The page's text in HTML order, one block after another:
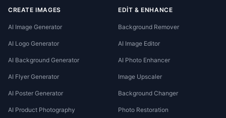
CREATE IMAGES
AI Image Generator
AI Logo Generator
AI Background Generator
AI Flyer Generator
AI Poster Generator
AI Product Photography
EDIT & ENHANCE
Background Remover
AI Image Editor
AI Photo Enhancer
Image Upscaler
Background Changer
Photo Restoration